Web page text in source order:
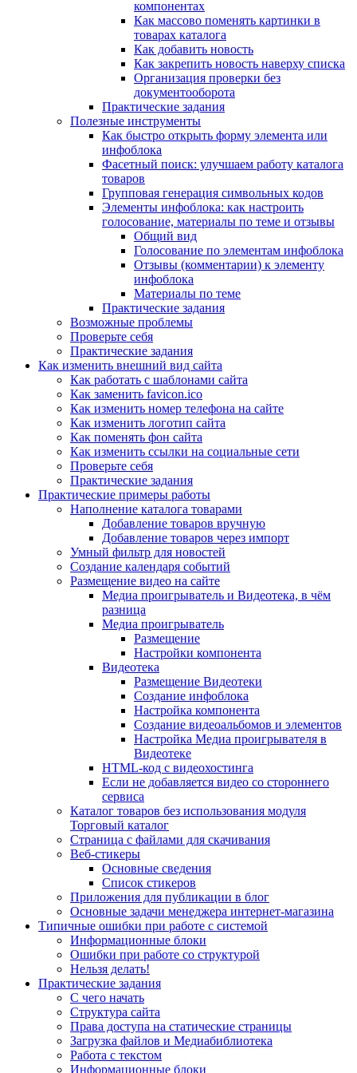
компонентах
Как массово поменять картинки в
товарах каталога
Как добавить новость
Как закрепить новость наверху списка
Организация проверки без
документооборота
Практические задания
Полезные инструменты
Как быстро открыть форму элемента или
инфоблока
Фасетный поиск: улучшаем работу каталога
товаров
Групповая генерация символьных кодов
Элементы инфоблока: как настроить
голосование, материалы по теме и отзывы
Общий вид
Голосование по элементам инфоблока
Отзывы (комментарии) к элементу
инфоблока
Материалы по теме
Практические задания
Возможные проблемы
Проверьте себя
Практические задания
Как изменить внешний вид сайта
Как работать с шаблонами сайта
Как заменить favicon.ico
Как изменить номер телефона на сайте
Как изменить логотип сайта
Как поменять фон сайта
Как изменить ссылки на социальные сети
Проверьте себя
Практические задания
Практические примеры работы
Наполнение каталога товарами
Добавление товаров вручную
Добавление товаров через импорт
Умный фильтр для новостей
Создание календаря событий
Размещение видео на сайте
Медиа проигрыватель и Видеотека, в чём
разница
Медиа проигрыватель
Размещение
Настройки компонента
Видеотека
Размещение Видеотеки
Создание инфоблока
Настройка компонента
Создание видеоальбомов и элементов
Настройка Медиа проигрывателя в
Видеотеке
HTML-код с видеохостинга
Если не добавляется видео со стороннего
сервиса
Каталог товаров без использования модуля
Торговый каталог
Страница с файлами для скачивания
Веб-стикеры
Основные сведения
Список стикеров
Приложения для публикации в блог
Основные задачи менеджера интернет-магазина
Типичные ошибки при работе с системой
Информационные блоки
Ошибки при работе со структурой
Нельзя делать!
Практические задания
С чего начать
Структура сайта
Права доступа на статические страницы
Загрузка файлов и Медиабиблиотека
Работа с текстом
Информационные блоки